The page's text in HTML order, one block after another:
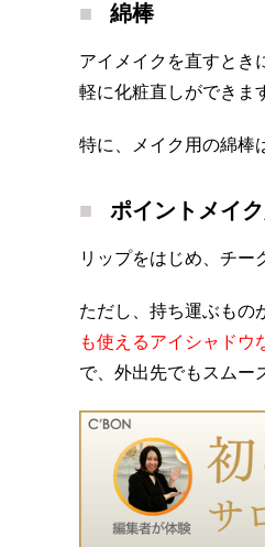
綿棒
アイメイクを直すとき
軽に化粧直しができま
特に、メイク用の綿棒
ポイントメイ
リップをはじめ、チー
ただし、持ち運ぶもの
も使えるアイシャドウ
で、外出先でもスムー